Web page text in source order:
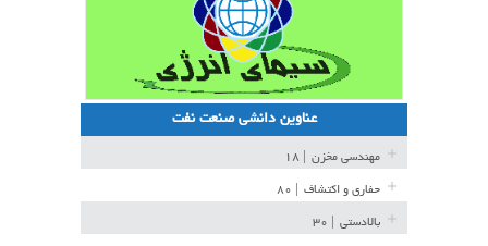
عناوین دانشی صنعت نفت
مهندسی مخزن
حفاری و اکتشاف
بالادستی